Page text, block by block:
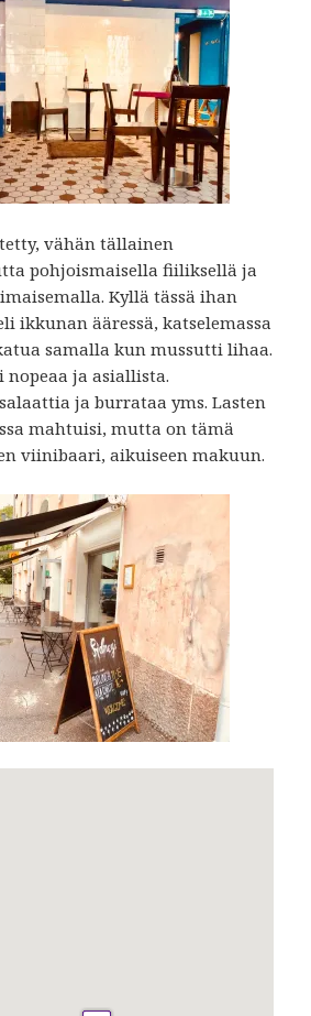
vähän tällainen
pohjoismaisella fiiliksellä ja
Kyllä tässä ihan
ikkunan ääressä, katselemassa
samalla kun mussutti lihaa.
nopeaa ja asiallista.
ja burrataa yms. Lasten
mahtuisi, mutta on tämä
viinibaari, aikuiseen makuun.